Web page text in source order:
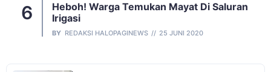
Heboh! Warga Temukan Mayat Di Saluran
Irigasi
BY REDAKSI HALOPAGINEWS 25 JUNI 2020